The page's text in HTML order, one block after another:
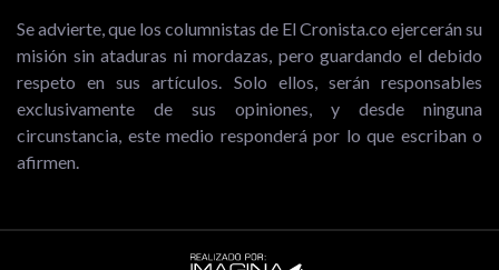
Se advierte, que los columnistas de El Cronista.co ejercerán su
misión sin ataduras ni mordazas, pero guardando el debido
respeto en sus artículos. Solo ellos, serán responsables
exclusivamente de sus opiniones, y desde ninguna
circunstancia, este medio responderá por lo que escriban o
afirmen.